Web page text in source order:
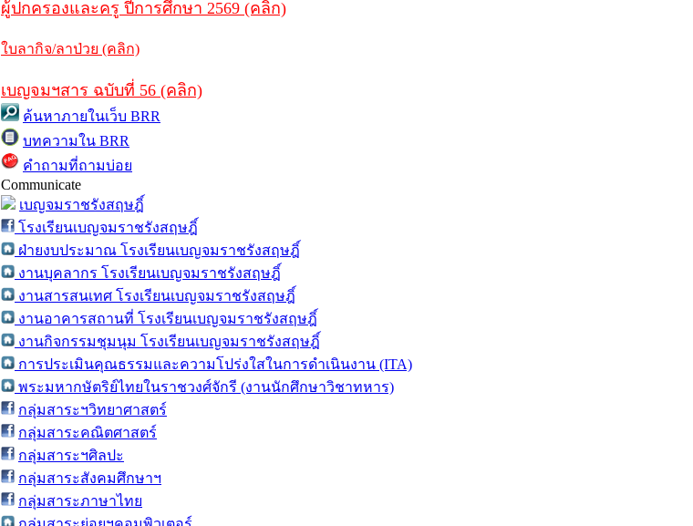
ผู้ปกครองและครู ปีการศึกษา 2569 (คลิก)
ใบลากิจ/ลาป่วย (คลิก)
เบญจมฯสาร ฉบับที่ 56 (คลิก)
ค้นหาภายในเว็บ BRR
บทความใน BRR
คำถามที่ถามบ่อย
Communicate
เบญจมราชรังสฤษฎิ์
โรงเรียนเบญจมราชรังสฤษฎิ์
ฝ่ายงบประมาณ โรงเรียนเบญจมราชรังสฤษฎิ์
งานบุคลากร โรงเรียนเบญจมราชรังสฤษฎิ์
งานสารสนเทศ โรงเรียนเบญจมราชรังสฤษฎิ์
งานอาคารสถานที่ โรงเรียนเบญจมราชรังสฤษฎิ์
งานกิจกรรมชุมนุม โรงเรียนเบญจมราชรังสฤษฎิ์
การประเมินคุณธรรมและความโปร่งใสในการดำเนินงาน (ITA)
พระมหากษัตริย์ไทยในราชวงศ์จักรี (งานนักศึกษาวิชาทหาร)
กลุ่มสาระฯวิทยาศาสตร์
กลุ่มสาระคณิตศาสตร์
กลุ่มสาระฯศิลปะ
กลุ่มสาระสังคมศึกษาฯ
กลุ่มสาระภาษาไทย